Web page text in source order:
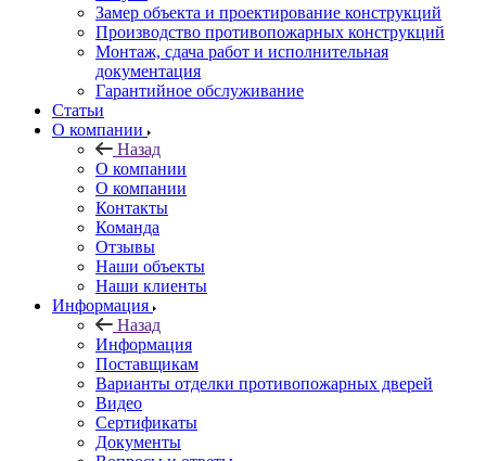
Замер объекта и проектирование конструкций
Производство противопожарных конструкций
Монтаж, сдача работ и исполнительная
документация
Гарантийное обслуживание
Статьи
О компании
Назад
О компании
О компании
Контакты
Команда
Отзывы
Наши объекты
Наши клиенты
Информация
Назад
Информация
Поставщикам
Варианты отделки противопожарных дверей
Видео
Сертификаты
Документы